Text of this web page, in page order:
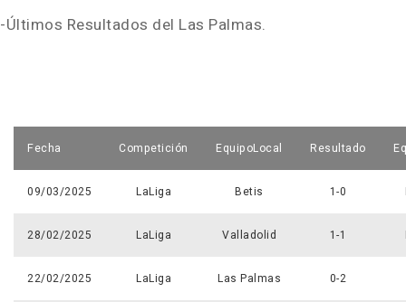
-Últimos Resultados del Las Palmas.
Fecha Competición EquipoLocal Resultado
09/03/2025 LaLiga Betis 1-0
28/02/2025 LaLiga Valladolid 1-1
22/02/2025 LaLiga Las Palmas 0-2